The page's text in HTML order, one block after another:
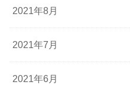
2021年8月
2021年7月
2021年6月